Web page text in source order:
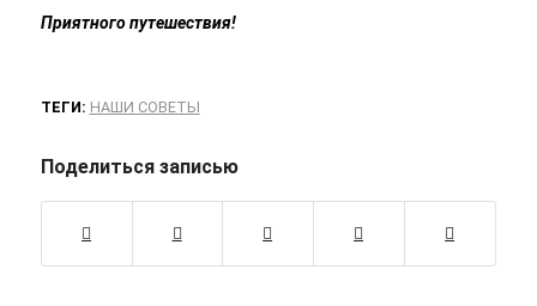
Приятного путешествия!
ТЕГИ: НАШИ СОВЕТЫ
Поделиться записью